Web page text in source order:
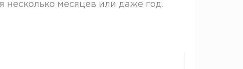
месяцев или даже год.